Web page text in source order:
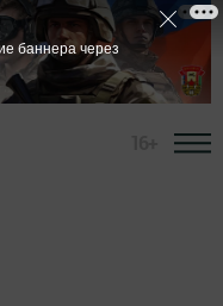
баннера через